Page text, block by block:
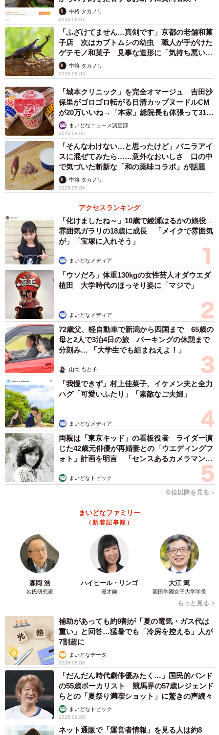
中将 タカノリ
2026.08.07
「ふざけてません…真剣です」京都の老舗和菓
子店 次はカブトムシの幼虫 職人が手がけた
ゲテモノ和菓子 見事な造形に「気持ち悪いく
らいリアル」
中将 タカノリ
2026.08.05
「城本クリニック」を完全オマージュ 吉田沙
保里がゴロゴロ転がる日清カップヌードルCM
が20万いいね→「本家」総院長も体張って31万
いいねまいどなニュース調査部
2026.08.05
「そんなわけない…と思ったけど」バニラアイ
スに混ぜてみたら……意外なおいしさ 口の中
で気づいた斬新な「和の薬味コラボ」が話題
中将 タカノリ
2026.08.05
アクセスランキング
「化けましたね～」10歳で綾瀬はるかの娘役→
雰囲気ガラリの18歳に成長 「メイクで雰囲気
が」「宝塚に入れそう」
まいどなメディア
「ウソだろ」体重130kgの女性芸人オダウエダ
植田 大学時代のほっそり姿に「マジで」
まいどなメディア
72歳父、軽自動車で新潟から四国まで 65歳の
母と2人で3泊4日の旅 パーキングの休憩まで
分刻み… 「大学生でも組まねえよ！」
山岡 もと子
「我慢できず」村上佳菜子、イケメン夫と全力
ハグ「可愛いふたり」「素敵なご夫婦」
まいどなメディア
両親は「東京キッド」の看板役者 ライダー演
じた42歳元俳優が再婚妻との「ウエディングフ
ォト」計画を明言 「センスあるカメラマン求
まいどなトピック
６位以降を見る
まいどなファミリー
（新着記事順）
森岡 浩
姓氏研究家
ハイヒール・リンゴ
漫才師
大江 篤
園田学園女子大学学長
もっと見る
補助があっても約9割が「夏の電気・ガス代は
重い」と回答…猛暑でも「冷房を控える」人が
7割超に
まいどなデータ
2026.08.08
「だんだん時代劇俳優みたく…」国民的バンド
の55歳ボーカリスト 競馬界の57歳レジェンド
らとの「夏祭り満喫ショット」に驚きの声続々
まいどなトピック
2026.08.08
ネット通販で「運営者情報」を見る人は約8